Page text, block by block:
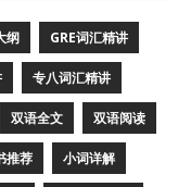
纲 GRE词汇精讲
专八词汇精讲
双语全文 双语阅读
推荐 小词详解